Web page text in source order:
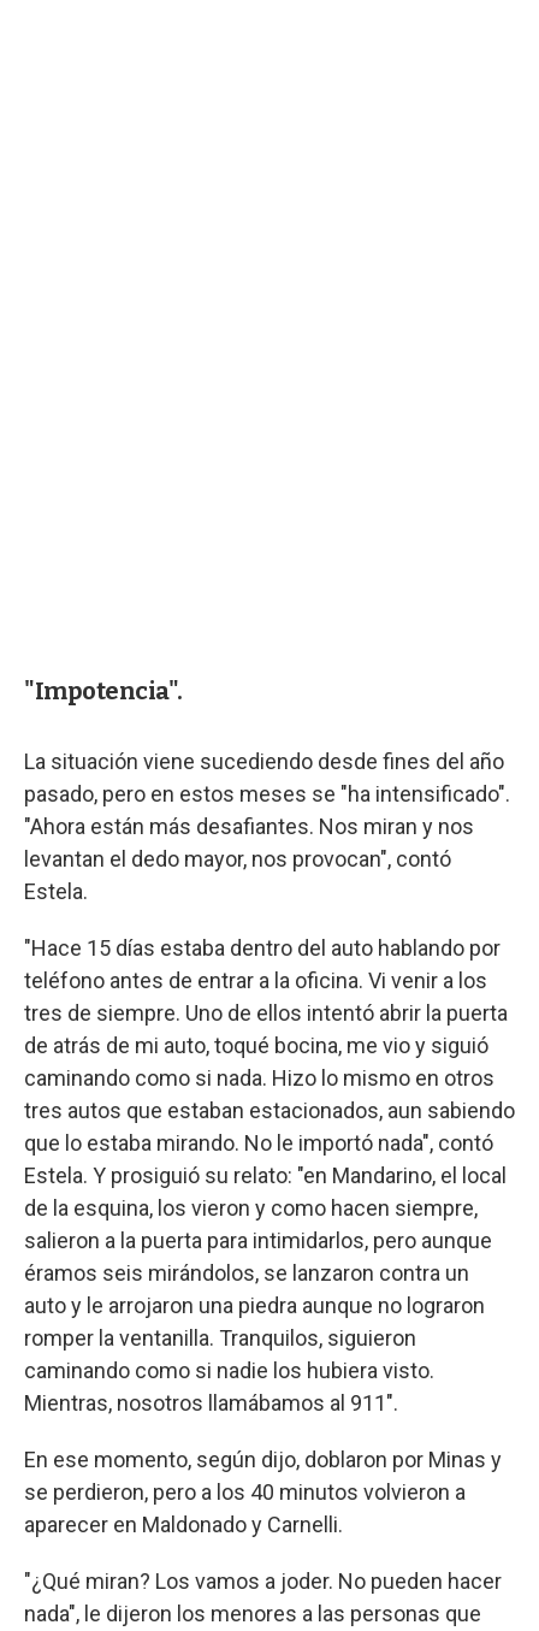
"Impotencia".
La situación viene sucediendo desde fines del año
pasado, pero en estos meses se "ha intensificado".
"Ahora están más desafiantes. Nos miran y nos
levantan el dedo mayor, nos provocan", contó
Estela.
"Hace 15 días estaba dentro del auto hablando por
teléfono antes de entrar a la oficina. Vi venir a los
tres de siempre. Uno de ellos intentó abrir la puerta
de atrás de mi auto, toqué bocina, me vio y siguió
caminando como si nada. Hizo lo mismo en otros
tres autos que estaban estacionados, aun sabiendo
que lo estaba mirando. No le importó nada", contó
Estela. Y prosiguió su relato: "en Mandarino, el local
de la esquina, los vieron y como hacen siempre,
salieron a la puerta para intimidarlos, pero aunque
éramos seis mirándolos, se lanzaron contra un
auto y le arrojaron una piedra aunque no lograron
romper la ventanilla. Tranquilos, siguieron
caminando como si nadie los hubiera visto.
Mientras, nosotros llamábamos al 911".
En ese momento, según dijo, doblaron por Minas y
se perdieron, pero a los 40 minutos volvieron a
aparecer en Maldonado y Carnelli.
"¿Qué miran? Los vamos a joder. No pueden hacer
nada", le dijeron los menores a las personas que